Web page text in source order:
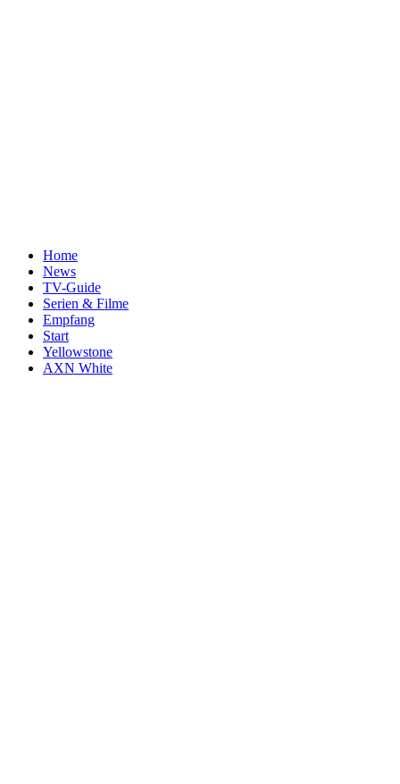
Home
News
TV-Guide
Serien & Filme
Empfang
Start
Yellowstone
AXN White